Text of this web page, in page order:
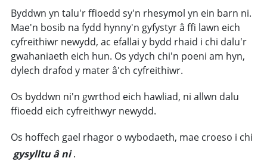
Byddwn yn talu'r ffioedd sy'n rhesymol yn ein barn ni.
Mae'n bosib na fydd hynny'n gyfystyr â ffi lawn eich
cyfreithiwr newydd, ac efallai y bydd rhaid i chi dalu'r
gwahaniaeth eich hun. Os ydych chi'n poeni am hyn,
dylech drafod y mater â'ch cyfreithiwr.
Os byddwn ni'n gwrthod eich hawliad, ni allwn dalu
ffioedd eich cyfreithwyr newydd.
Os hoffech gael rhagor o wybodaeth, mae croeso i chi
gysylltu â ni .